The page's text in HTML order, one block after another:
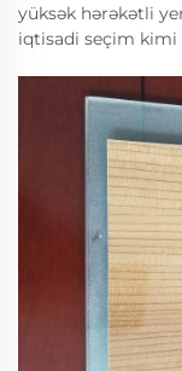
yüksək hərəkətli
iqtisadi seçim kimi